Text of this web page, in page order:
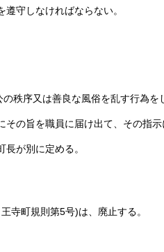
遵守しなければならない。
秩序又は善良な風俗を乱す行為を
の旨を職員に届け出て、その指示
が別に定める。
寺町規則第5号)は、廃止する。